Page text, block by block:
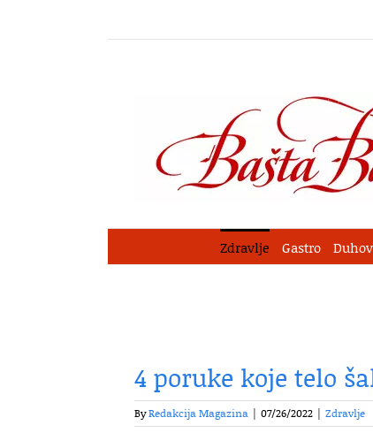
Zdravlje Gastro
4 poruke koje telo
ByRedakcija Magazina | 07/26/2022 | Zdravlje